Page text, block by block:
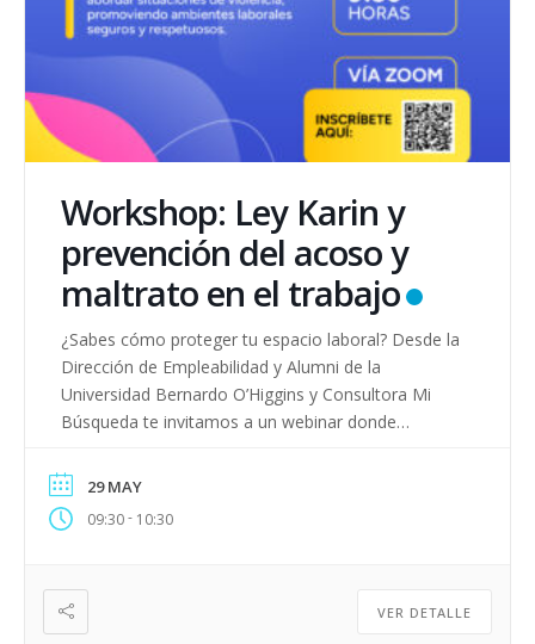
Workshop: Ley Karin y
prevención del acoso y
maltrato en el trabajo
¿Sabes cómo proteger tu espacio laboral? Desde la
Dirección de Empleabilidad y Alumni de la
Universidad Bernardo O’Higgins y Consultora Mi
Búsqueda te invitamos a un webinar donde
que promuevan entornos laborales seguros, libres
de violencia y respetuosos para todas y todos.
¡Inscríbete AQUÍ y sé parte del cambio!
29 MAY
09:30- 10:30
VER DETALLE